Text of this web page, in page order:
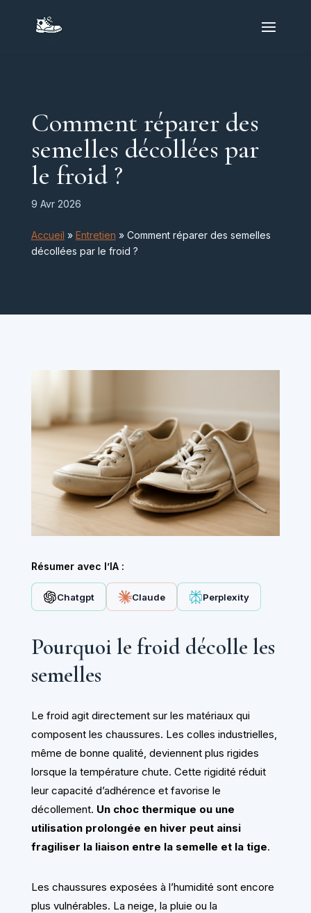
Comment réparer des
semelles décollées par
le froid ?
9 Avr 2026
Accueil » Entretien » Comment réparer des semelles
décollées par le froid ?
Résumer avec l’IA :
Chatgpt Claude Perplexity
Pourquoi le froid décolle les
semelles
Le froid agit directement sur les matériaux qui
composent les chaussures. Les colles industrielles,
même de bonne qualité, deviennent plus rigides
lorsque la température chute. Cette rigidité réduit
leur capacité d’adhérence et favorise le
décollement. Un choc thermique ou une
utilisation prolongée en hiver peut ainsi
fragiliser la liaison entre la semelle et la tige.
Les chaussures exposées à l’humidité sont encore
plus vulnérables. La neige, la pluie ou la